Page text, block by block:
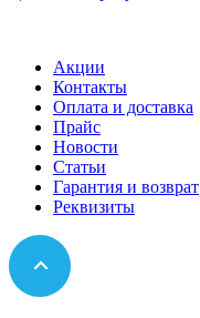
Акции
Контакты
Оплата и доставка
Прайс
Новости
Статьи
Гарантия и возврат
Реквизиты